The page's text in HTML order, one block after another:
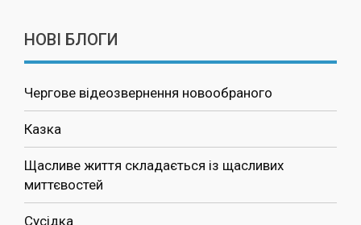
НОВІ БЛОГИ
Чергове відеозвернення новообраного
Казка
Щасливе життя складається із щасливих
миттєвостей
Сусідка